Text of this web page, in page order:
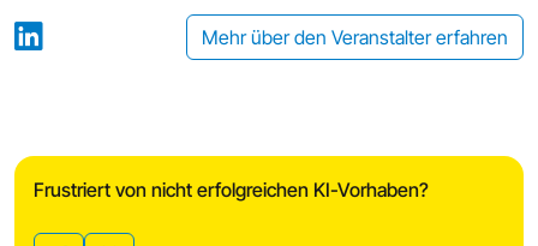
Mehr über den Veranstalter erfahren
Frustriert von nicht erfolgreichen KI-Vorhaben?